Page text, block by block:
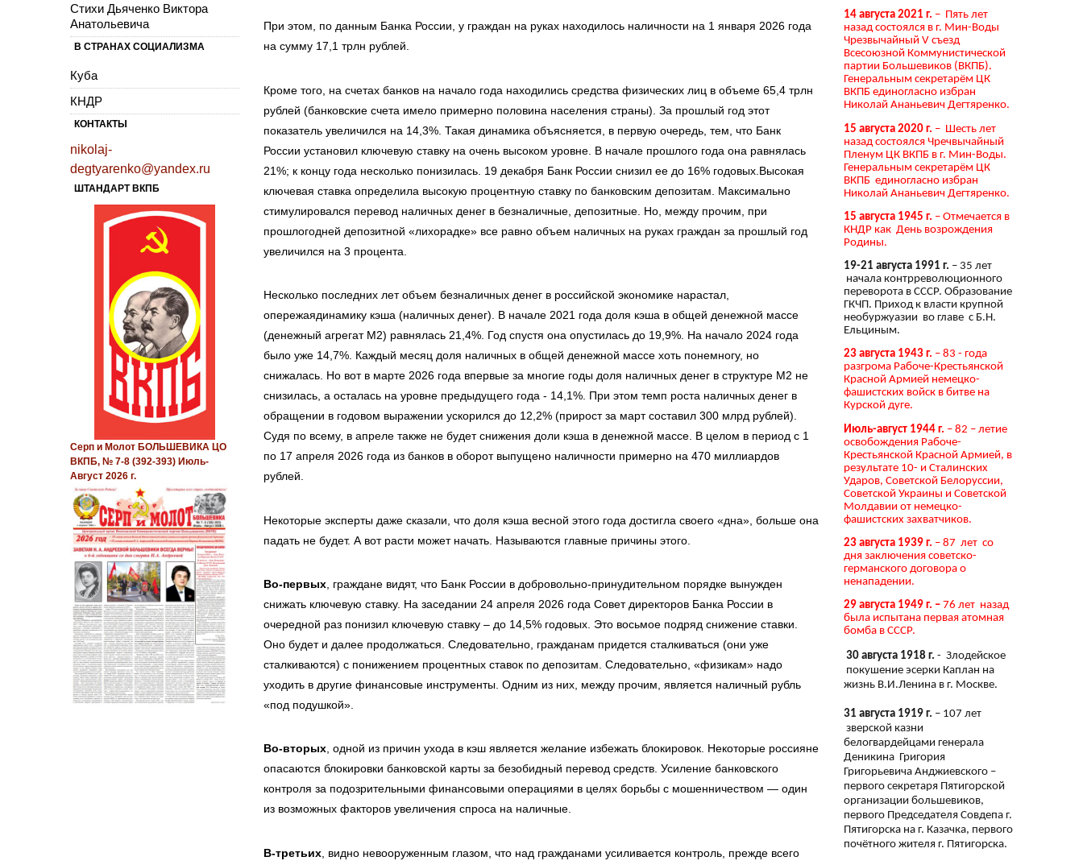
При этом, по данным Банка России, у граждан на руках находилось наличности на 1 января 2026 года
на сумму 17,1 трлн рублей.
Кроме того, на счетах банков на начало года находились средства физических лиц в объеме 65,4 трлн
рублей (банковские счета имело примерно половина населения страны). За прошлый год этот
показатель увеличился на 14,3%. Такая динамика объясняется, в первую очередь, тем, что Банк
России установил ключевую ставку на очень высоком уровне. В начале прошлого года она равнялась
21%; к концу года несколько понизилась. 19 декабря Банк России снизил ее до 16% годовых.Высокая
ключевая ставка определила высокую процентную ставку по банковским депозитам. Максимально
стимулировался перевод наличных денег в безналичные, депозитные. Но, между прочим, при
прошлогодней депозитной «лихорадке» все равно объем наличных на руках граждан за прошлый год
увеличился на 3 процента.
Несколько последних лет объем безналичных денег в российской экономике нарастал,
опережаядинамику кэша (наличных денег). В начале 2021 года доля кэша в общей денежной массе
(денежный агрегат М2) равнялась 21,4%. Год спустя она опустилась до 19,9%. На начало 2024 года
было уже 14,7%. Каждый месяц доля наличных в общей денежной массе хоть понемногу, но
снижалась. Но вот в марте 2026 года впервые за многие годы доля наличных денег в структуре М2 не
снизилась, а осталась на уровне предыдущего года - 14,1%. При этом темп роста наличных денег в
обращении в годовом выражении ускорился до 12,2% (прирост за март составил 300 млрд рублей).
Судя по всему, в апреле также не будет снижения доли кэша в денежной массе. В целом в период с 1
по 17 апреля 2026 года из банков в оборот выпущено наличности примерно на 470 миллиардов
рублей.
Некоторые эксперты даже сказали, что доля кэша весной этого года достигла своего «дна», больше она
падать не будет. А вот расти может начать. Называются главные причины этого.
Во-первых , граждане видят, что Банк России в добровольно-принудительном порядке вынужден
снижать ключевую ставку. На заседании 24 апреля 2026 года Совет директоров Банка России в
очередной раз понизил ключевую ставку – до 14,5% годовых. Это восьмое подряд снижение ставки.
Оно будет и далее продолжаться. Следовательно, гражданам придется сталкиваться (они уже
сталкиваются) с понижением процентных ставок по депозитам. Следовательно, «физикам» надо
уходить в другие финансовые инструменты. Одним из них, между прочим, является наличный рубль
«под подушкой».
Во-вторых, одной из причин ухода в кэш является желание избежать блокировок. Некоторые россияне
опасаются блокировки банковской карты за безобидный перевод средств. Усиление банковского
контроля за подозрительными финансовыми операциями в целях борьбы с мошенничеством — один
из возможных факторов увеличения спроса на наличные.
В-третьих , видно невооруженным глазом, что над гражданами усиливается контроль, прежде всего
Стихи Дьяченко Виктора
Анатольевича
В СТРАНАХ СОЦИАЛИЗМА
Куба
КНДР
КОНТАКТЫ
nikolaj-
degtyarenko@yandex.ru
ШТАНДАРТ ВКПБ
Серп и Молот БОЛЬШЕВИКА ЦО
ВКПБ, № 7-8 (392-393) Июль-
Август 2026 г.
14 августа 2021 г. – Пять лет
назад состоялся в г. Мин-Воды
Чрезвычайный V съезд
Всесоюзной Коммунистической
партии Большевиков (ВКПБ).
Генеральным секретарём ЦК
ВКПБ единогласно избран
Николай Ананьевич Дегтяренко.
15 августа 2020 г. – Шесть лет
назад состоялся Чречвычайный
Пленум ЦК ВКПБ в г. Мин-Воды.
Генеральным секретарём ЦК
ВКПБ единогласно избран
Николай Ананьевич Дегтяренко.
15 августа 1945 г. – Отмечается в
КНДР как День возрождения
Родины.
19-21 августа 1991 г. – 35 лет
начала контрреволюционного
переворота в СССР. Образование
ГКЧП. Приход к власти крупной
необуржуазии во главе с Б.Н.
Ельциным.
23 августа 1943 г. – 83 - года
разгрома Рабоче-Крестьянской
Красной Армией немецко-
фашистских войск в битве на
Курской дуге.
Июль-август 1944 г. – 82 – летие
освобождения Рабоче-
Крестьянской Красной Армией, в
результате 10- и Сталинских
Ударов, Советской Белоруссии,
Советской Украины и Советской
Молдавии от немецко-
фашистских захватчиков.
23 августа 1939 г. – 87 лет со
дня заключения советско-
германского договора о
ненападении.
29 августа 1949 г. – 76 лет назад
была испытана первая атомная
бомба в СССР.
30 августа 1918 г. - Злодейское
покушение эсерки Каплан на
жизнь В.И.Ленина в г. Москве.
31 августа 1919 г. – 107 лет
зверской казни
белогвардейцами генерала
Деникина Григория
Григорьевича Анджиевского –
первого секретаря Пятигорской
организации большевиков,
первого Председателя Совдепа г.
Пятигорска на г. Казачка, первого
почётного жителя г. Пятигорска.